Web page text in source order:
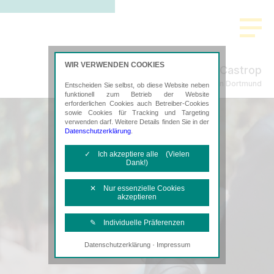
Castrop
Steuerberatung in Dortmund
WIR VERWENDEN COOKIES
Entscheiden Sie selbst, ob diese Website neben
funktionell zum Betrieb der Website
erforderlichen Cookies auch Betreiber-Cookies
sowie Cookies für Tracking und Targeting
verwenden darf. Weitere Details finden Sie in der
Datenschutzerklärung
✓ Ich akzeptiere alle (Vielen
Dank!)
✕ Nur essenzielle Cookies
akzeptieren
✎ Individuelle Präferenzen
Notwendige Cookies
Diese Cookies sind erforderlich, um die
Datenschutzerklärung· Impressum